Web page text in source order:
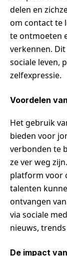
delen en
om contact te
te ontmoeten
verkennen.
sociale leven,
zelfexpressie.
Voordelen
Het gebruik
bieden voor
verbonden te
ze ver weg
platform voor
talenten
ontvangen
via sociale
nieuws,
De impact